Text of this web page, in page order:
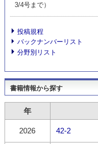
3/4号まで）
投稿規程
バックナンバーリスト
分野別リスト
書籍情報から探す
年
2026 42-2